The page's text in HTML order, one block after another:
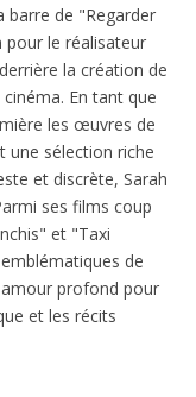
barre de "Regarder
pour le réalisateur
la création de
En tant que
les œuvres de
une sélection riche
et discrète, Sarah
ses films coup
et "Taxi
de
profond pour
et les récits